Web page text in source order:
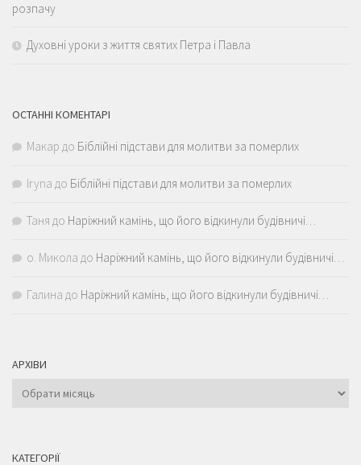
розпачу
Духовні уроки з життя святих Петра і Павла
ОСТАННІ КОМЕНТАРІ
Макар до Біблійні підстави для молитви за померлих
Iryna до Біблійні підстави для молитви за померлих
Таня до Наріжний камінь, що його відкинули будівничі…
о. Микола до Наріжний камінь, що його відкинули будівничі…
Галина до Наріжний камінь, що його відкинули будівничі…
АРХІВИ
Архіви
КАТЕГОРІЇ